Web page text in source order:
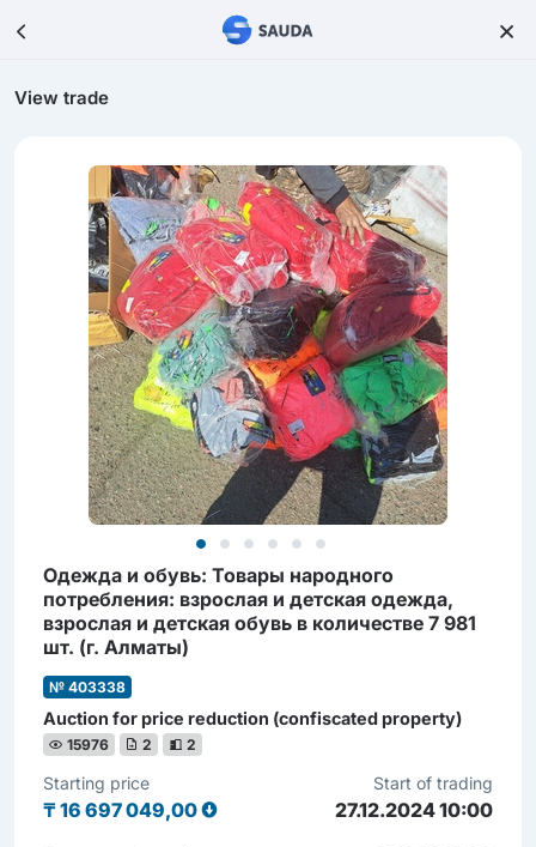
View trade
Одежда и обувь: Товары народного
потребления: взрослая и детская одежда,
взрослая и детская обувь в количестве 7 981
шт. (г. Алматы)
№ 403338
Auction for price reduction (confiscated property)
15976 2 2
Starting price
₸ 16 697 049,00
Start of trading
27.12.2024 10:00